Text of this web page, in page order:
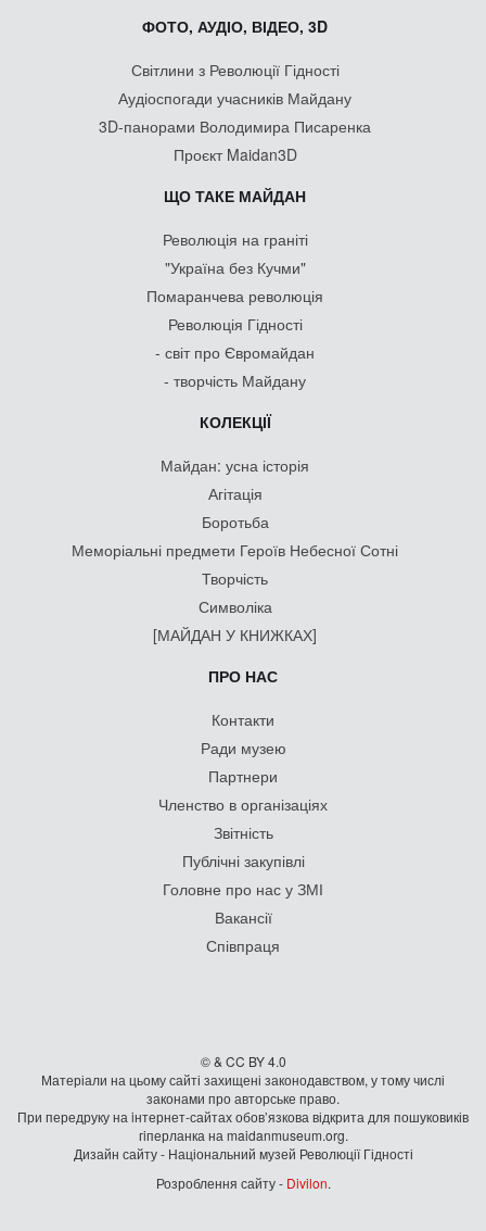
ФОТО, АУДІО, ВІДЕО, 3D
Світлини з Революції Гідності
Аудіоспогади учасників Майдану
3D-панорами Володимира Писаренка
Проєкт Maidan3D
ЩО ТАКЕ МАЙДАН
Революція на граніті
"Україна без Кучми"
Помаранчева революція
Революція Гідності
- світ про Євромайдан
- творчість Майдану
КОЛЕКЦІЇ
Майдан: усна історія
Агітація
Боротьба
Меморіальні предмети Героїв Небесної Сотні
Творчість
Символіка
[МАЙДАН У КНИЖКАХ]
ПРО НАС
Контакти
Ради музею
Партнери
Членство в організаціях
Звітність
Публічні закупівлі
Головне про нас у ЗМІ
Вакансії
Співпраця
© & CC BY 4.0
Матеріали на цьому сайті захищені законодавством, у тому числі
законами про авторське право.
При передруку на iнтернет-сайтах обов’язкова відкрита для пошуковиків
гiперланка на maidanmuseum.org.
Дизайн сайту - Національний музей Революції Гідності
Розроблення сайту - Divilon.